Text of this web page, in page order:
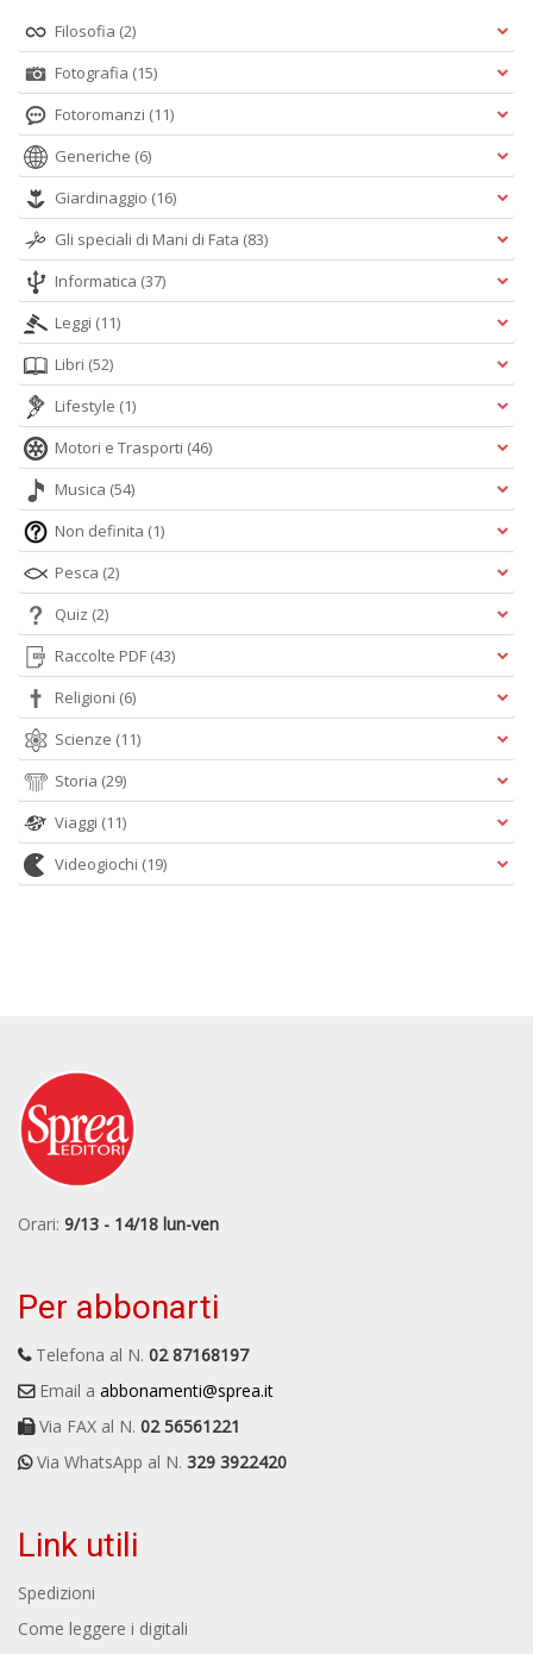
Filosofia (2)
Fotografia (15)
Fotoromanzi (11)
Generiche (6)
Giardinaggio (16)
Gli speciali di Mani di Fata (83)
Informatica (37)
Leggi (11)
Libri (52)
Lifestyle (1)
Motori e Trasporti (46)
Musica (54)
Non definita (1)
Pesca (2)
Quiz (2)
Raccolte PDF (43)
Religioni (6)
Scienze (11)
Storia (29)
Viaggi (11)
Videogiochi (19)
Orari: 9/13 - 14/18 lun-ven
Per abbonarti
Telefona al N. 02 87168197
Email a abbonamenti@sprea.it
Via FAX al N. 02 56561221
Via WhatsApp al N. 329 3922420
Link utili
Spedizioni
Come leggere i digitali